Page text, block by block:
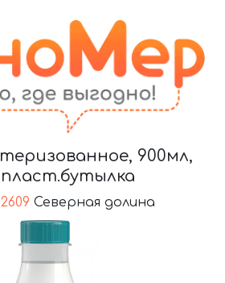
900мл,
пласт.бутылка
Северная долина